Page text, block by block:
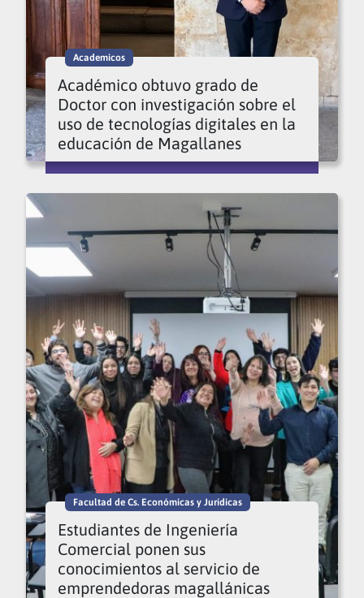
Academicos
Académico obtuvo grado de
Doctor con investigación sobre el
uso de tecnologías digitales en la
educación de Magallanes
Facultad de Cs. Económicas y Jurídicas
Estudiantes de Ingeniería
Comercial ponen sus
conocimientos al servicio de
emprendedoras magallánicas